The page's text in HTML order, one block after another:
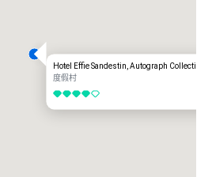
Hotel Effie Sandestin, Autograph Collection
度假村
4/5